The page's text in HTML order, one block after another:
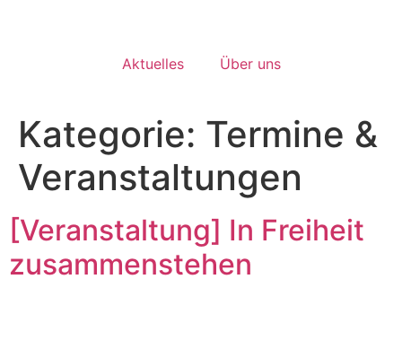
Aktuelles Über uns
Kategorie: Termine &
Veranstaltungen
[Veranstaltung] In Freiheit
zusammenstehen